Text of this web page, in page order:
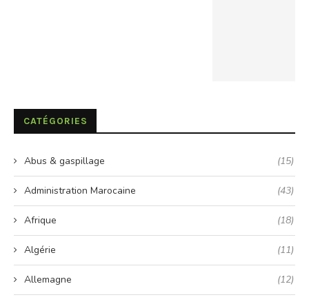
CATÉGORIES
Abus & gaspillage (15)
Administration Marocaine (43)
Afrique (18)
Algérie (11)
Allemagne (12)